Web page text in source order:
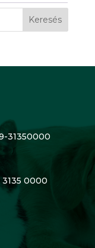
Keresés
31350000
3135 0000